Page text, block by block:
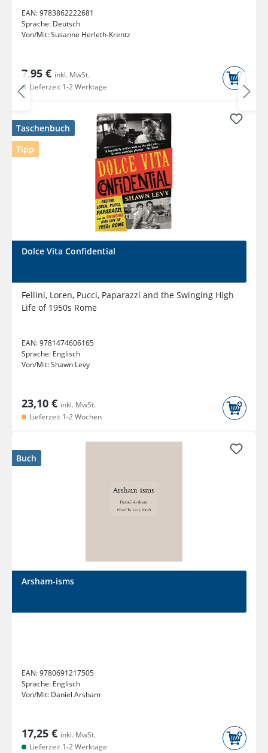
EAN:9783862222681
Sprache: Deutsch
Von/Mit:Susanne Herleth-Krentz
7,95 € inkl. MwSt.
Lieferzeit 1-2 Werktage
Taschenbuch
Tipp
Dolce Vita Confidential
Fellini, Loren, Pucci, Paparazzi and the Swinging High
Life of 1950s Rome
EAN:9781474606165
Sprache: Englisch
Von/Mit:Shawn Levy
23,10 € inkl. MwSt.
Lieferzeit 1-2 Wochen
Buch
Arsham-isms
EAN:9780691217505
Sprache: Englisch
Von/Mit: Daniel Arsham
17,25 € inkl. MwSt.
Lieferzeit 1-2 Werktage